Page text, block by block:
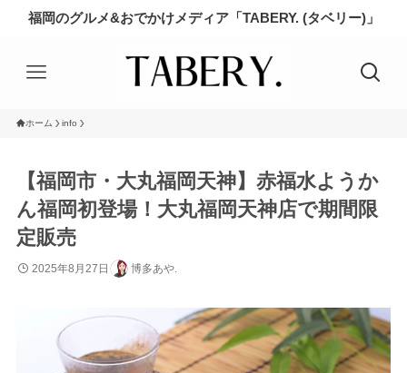
福岡のグルメ&おでかけメディア「TABERY. (タベリー)」
ホーム info
【福岡市・大丸福岡天神】赤福水ようか
ん福岡初登場！大丸福岡天神店で期間限
定販売
2025年8月27日 博多あや.